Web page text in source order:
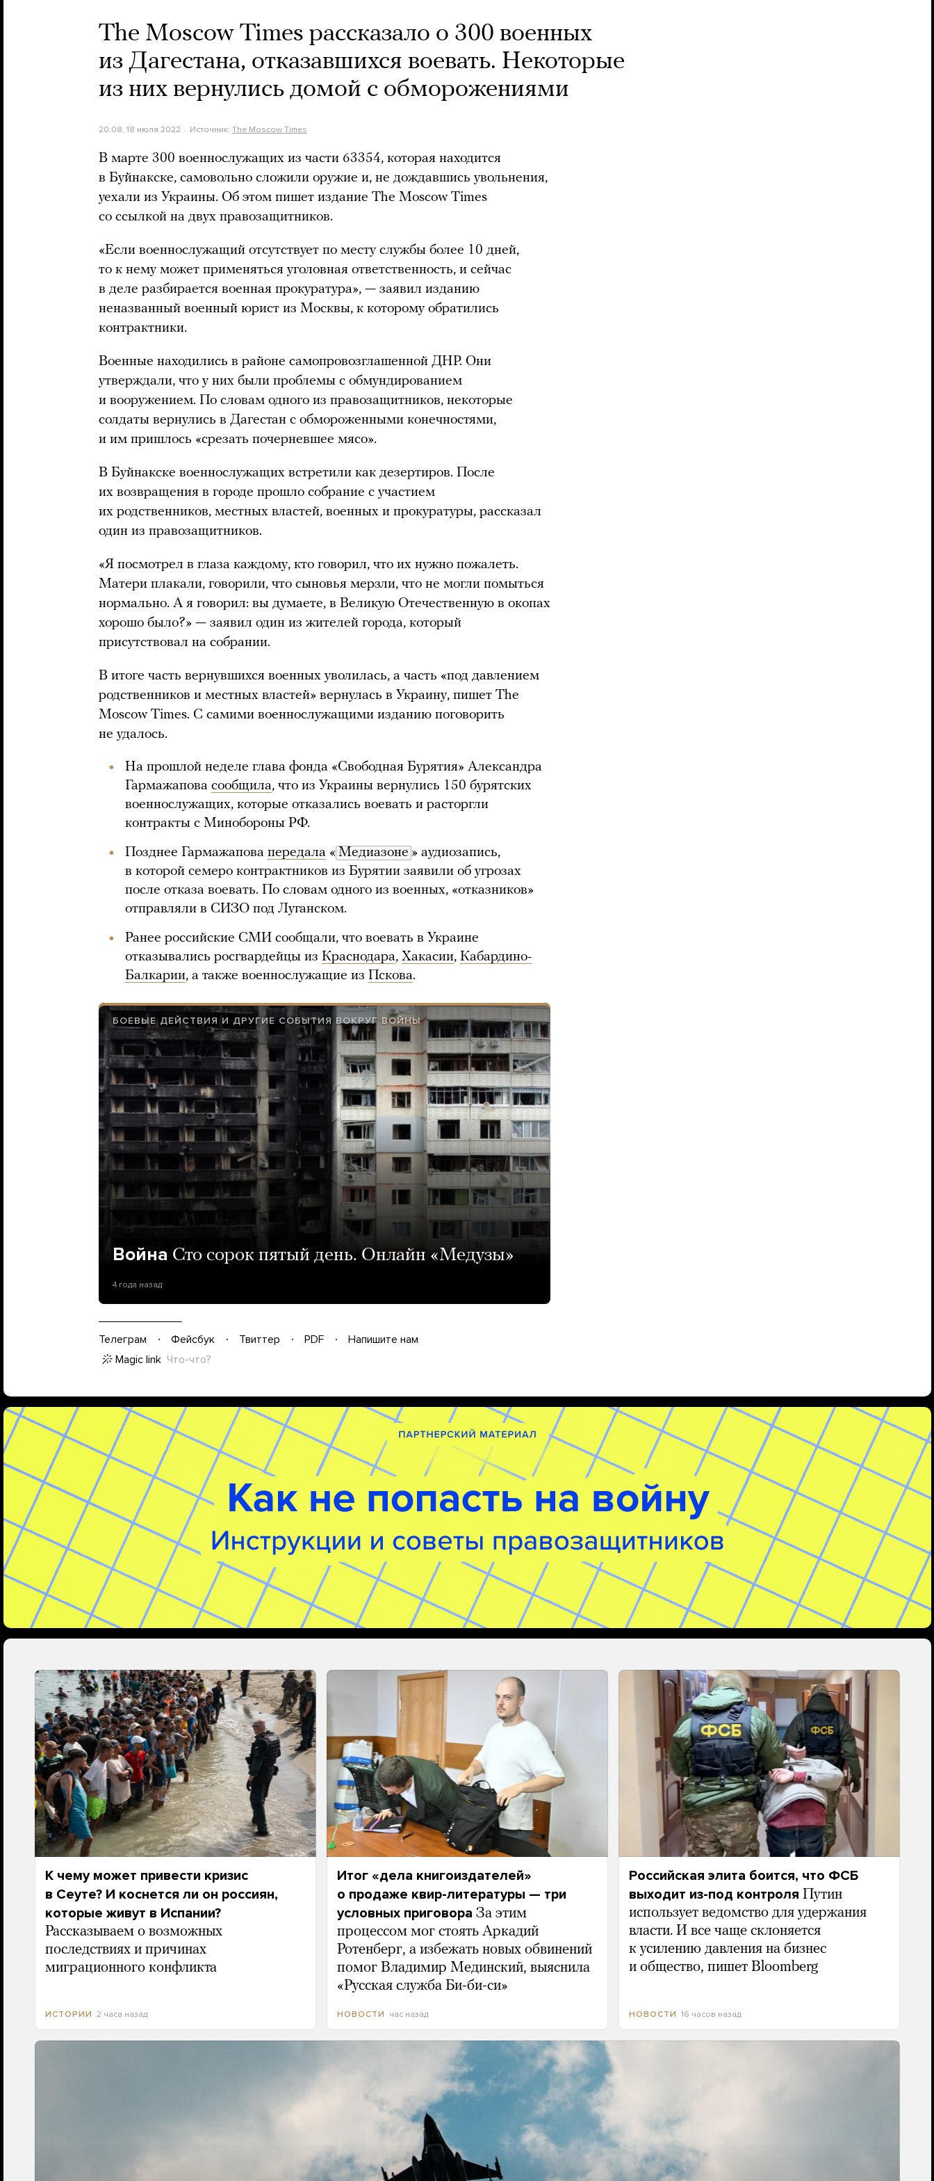
The Moscow Times рассказало о 300 военных
из Дагестана, отказавшихся воевать. Некоторые
из них вернулись домой с обморожениями
20:08, 18 июля 2022 Источник: The Moscow Times
В марте 300 военнослужащих из части 63354, которая находится
в Буйнакске, самовольно сложили оружие и, не дождавшись увольнения,
уехали из Украины. Об этом пишет издание The Moscow Times
со ссылкой на двух правозащитников.
«Если военнослужащий отсутствует по месту службы более 10 дней,
то к нему может применяться уголовная ответственность, и сейчас
в деле разбирается военная прокуратура», — заявил изданию
неназванный военный юрист из Москвы, к которому обратились
контрактники.
Военные находились в районе самопровозглашенной ДНР. Они
утверждали, что у них были проблемы с обмундированием
и вооружением. По словам одного из правозащитников, некоторые
солдаты вернулись в Дагестан с обмороженными конечностями,
и им пришлось «срезать почерневшее мясо».
В Буйнакске военнослужащих встретили как дезертиров. После
их возвращения в городе прошло собрание с участием
их родственников, местных властей, военных и прокуратуры, рассказал
один из правозащитников.
«Я посмотрел в глаза каждому, кто говорил, что их нужно пожалеть.
Матери плакали, говорили, что сыновья мерзли, что не могли помыться
нормально. А я говорил: вы думаете, в Великую Отечественную в окопах
хорошо было?» — заявил один из жителей города, который
присутствовал на собрании.
В итоге часть вернувшихся военных уволилась, а часть «под давлением
родственников и местных властей» вернулась в Украину, пишет The
Moscow Times. С самими военнослужащими изданию поговорить
не удалось.
На прошлой неделе глава фонда «Свободная Бурятия» Александра
Гармажапова сообщила, что из Украины вернулись 150 бурятских
военнослужащих, которые отказались воевать и расторгли
контракты с Минобороны РФ.
Позднее Гармажапова передала « Медиазоне » аудиозапись,
в которой семеро контрактников из Бурятии заявили об угрозах
после отказа воевать. По словам одного из военных, «отказников»
отправляли в СИЗО под Луганском.
Ранее российские СМИ сообщали, что воевать в Украине
отказывались росгвардейцы из Краснодара, Хакасии, Кабардино-
Балкарии, а также военнослужащие из Пскова.
БОЕВЫЕ ДЕЙСТВИЯ И ДРУГИЕ СОБЫТИЯ ВОКРУГ ВОЙНЫ
Война Сто сорок пятый день. Онлайн «Медузы»
4 года назад
Телеграм Фейсбук Твиттер PDF
Напишите нам
Magic link Что-что?
К чему может привести кризис
в Сеуте? И коснется ли он россиян,
которые живут в Испании?
Рассказываем о возможных
последствиях и причинах
миграционного конфликта
ИСТОРИИ 2 часа назад
Итог «дела книгоиздателей»
о продаже квир-литературы — три
условных приговора За этим
процессом мог стоять Аркадий
Ротенберг, а избежать новых обвинений
помог Владимир Мединский, выяснила
«Русская служба Би-би-си»
НОВОСТИ час назад
Российская элита боится, что ФСБ
выходит из-под контроля Путин
использует ведомство для удержания
власти. И все чаще склоняется
к усилению давления на бизнес
и общество, пишет Bloomberg
НОВОСТИ 16 часов назад